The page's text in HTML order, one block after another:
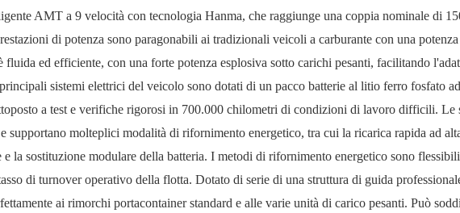
AMT a 9 velocità con tecnologia Hanma, che raggiunge una coppia nominale di
di potenza sono paragonabili ai tradizionali veicoli a carburante con una
ed efficiente, con una forte potenza esplosiva sotto carichi pesanti, facilitando
sistemi elettrici del veicolo sono dotati di un pacco batterie al litio ferro fosfato
a test e verifiche rigorosi in 700.000 chilometri di condizioni di lavoro difficili. Le
supportano molteplici modalità di rifornimento energetico, tra cui la ricarica rapida ad
la sostituzione modulare della batteria. I metodi di rifornimento energetico sono
di turnover operativo della flotta. Dotato di serie di una struttura di guida
ai rimorchi portacontainer standard e alle varie unità di carico pesanti. Può